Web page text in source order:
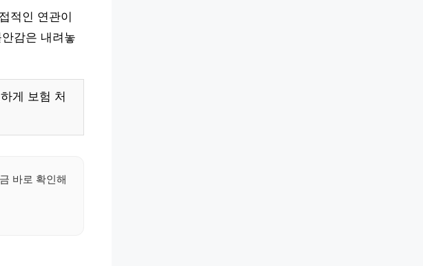
적인 연관이
감은 내려놓
게 보험 처
바로 확인해